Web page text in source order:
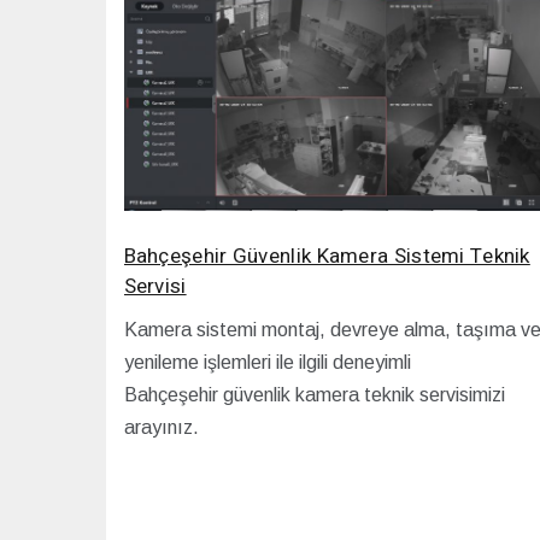
Bahçeşehir Güvenlik Kamera Sistemi Teknik
Servisi
Kamera sistemi montaj, devreye alma, taşıma ve
yenileme işlemleri ile ilgili deneyimli
Bahçeşehir güvenlik kamera teknik servisimizi
arayınız.